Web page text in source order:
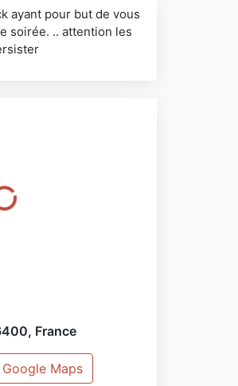
ayant pour but de vous
soirée. .. attention les
, France
Maps